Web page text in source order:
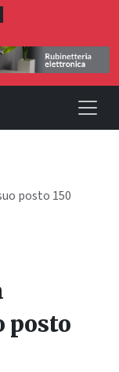
posto 150
posto